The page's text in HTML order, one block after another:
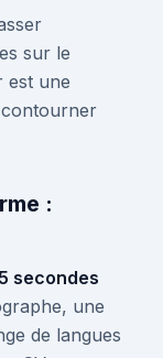
sur le
est une
contourner
:
secondes
une
de langues